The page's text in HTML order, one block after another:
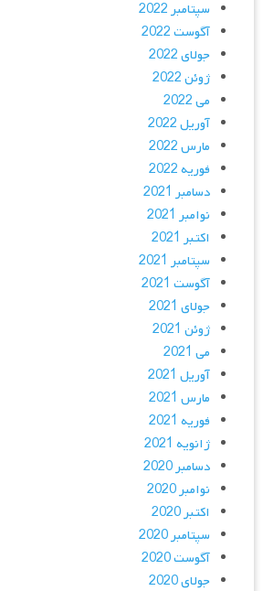
سپتامبر 2022
آگوست 2022
جولای 2022
ژوئن 2022
می 2022
آوریل 2022
مارس 2022
فوریه 2022
دسامبر 2021
نوامبر 2021
اکتبر 2021
سپتامبر 2021
آگوست 2021
جولای 2021
ژوئن 2021
می 2021
آوریل 2021
مارس 2021
فوریه 2021
ژانویه 2021
دسامبر 2020
نوامبر 2020
اکتبر 2020
سپتامبر 2020
آگوست 2020
جولای 2020